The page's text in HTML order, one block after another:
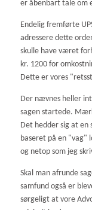
er åbenbart tale om
Endelig fremførte
adressere dette
skulle have været
kr. 1200 for
Dette er vores
Der nævnes heller
sagen startede.
Det hedder sig at en
baseret på en "vag"
og netop som jeg
Skal man afrunde
samfund også er
sørgeligt at vore